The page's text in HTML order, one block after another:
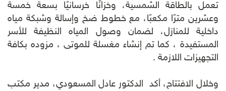
تعمل بالطاقة الشمسية، وخزانًا خرسانيًا بسعة خمسة
وعشرين مترًا مكعبًا، مع خطوط ضخ وإسالة وشبكة مياه
داخلية للمنازل، لضمان وصول المياه النظيفة للأسر
المستفيدة ، كما تم إنشاء مغسلة للموتى ، مزوده بكافة
التجهيزات اللازمة .
وخلال الافتتاح، أكد الدكتور عادل المسعودي، مدير مكتب